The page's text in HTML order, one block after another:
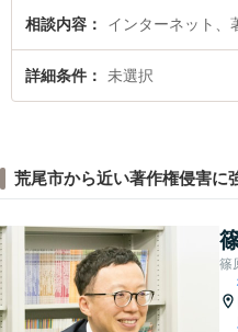
相談内容 インターネット、
詳細条件 未選択
荒尾市から近い著作権侵害に
篠